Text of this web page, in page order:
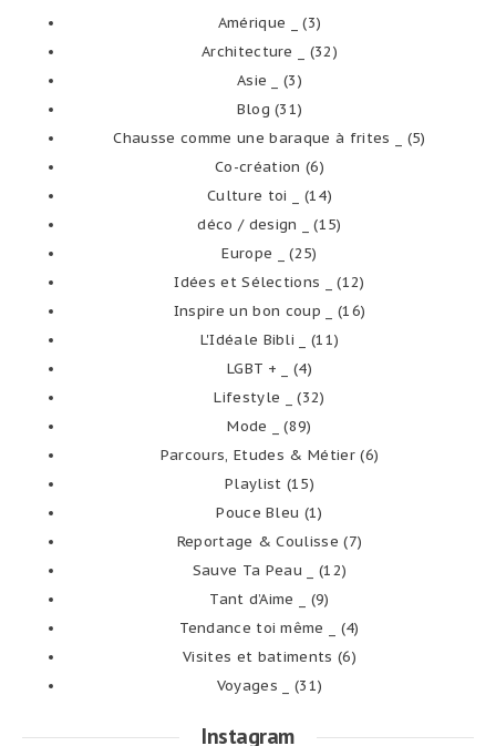
Amérique _
(3)
Architecture _
(32)
Asie _
(3)
Blog (31)
Chausse comme une baraque à frites _
(5)
Co-création (6)
Culture toi _
(14)
déco / design _
(15)
Europe _
(25)
Idées et Sélections _
(12)
Inspire un bon coup _
(16)
L'Idéale Bibli _
(11)
LGBT + _
(4)
Lifestyle _
(32)
Mode _
(89)
Parcours, Etudes & Métier(6)
Playlist (15)
Pouce Bleu (1)
Reportage & Coulisse (7)
Sauve Ta Peau _
(12)
Tant d’Aime _
(9)
Tendance toi même _
(4)
Visites et batiments (6)
Voyages _
(31)
Instagram